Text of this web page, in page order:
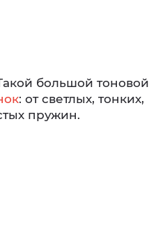
большой тоновой
: от светлых, тонких,
пружин.